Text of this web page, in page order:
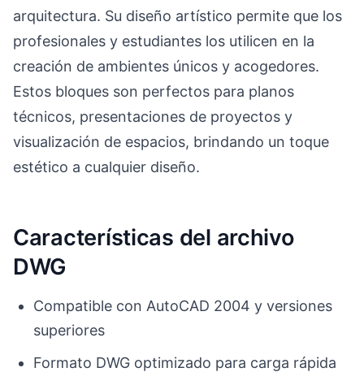
arquitectura. Su diseño artístico permite que los
profesionales y estudiantes los utilicen en la
creación de ambientes únicos y acogedores.
Estos bloques son perfectos para planos
técnicos, presentaciones de proyectos y
visualización de espacios, brindando un toque
estético a cualquier diseño.
Características del archivo
DWG
Compatible con AutoCAD 2004 y versiones
superiores
Formato DWG optimizado para carga rápida